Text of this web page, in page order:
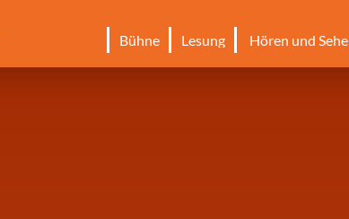
Bühne Lesung Hören und